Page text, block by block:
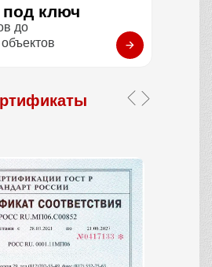
ключ
до